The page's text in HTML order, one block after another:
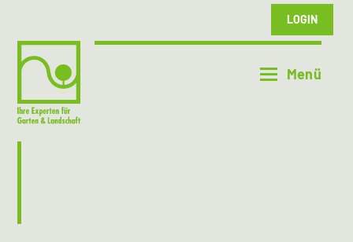
LOGIN